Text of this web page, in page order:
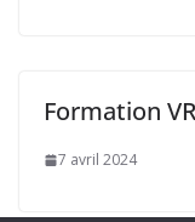
Formation
7 avril 2024